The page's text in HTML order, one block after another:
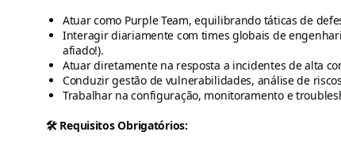
Atuar como Purple Team, equilibrando táticas de
Interagir diariamente com times globais de
afiado!).
Atuar diretamente na resposta a incidentes de alta
Conduzir gestão de vulnerabilidades, análise de
Trabalhar na configuração, monitoramento e
🛠️ Requisitos Obrigatórios: